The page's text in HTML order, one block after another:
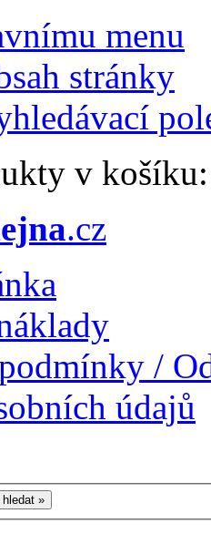
menu
stránky
v
.cz
/
údajů